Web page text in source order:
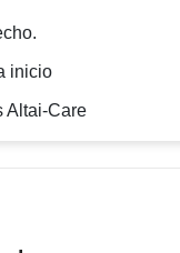
inicio
Altai-Care